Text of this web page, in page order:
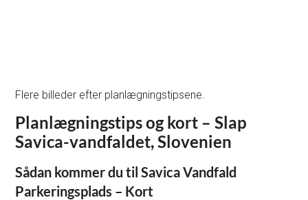
Flere billeder efter planlægningstipsene.
Planlægningstips og kort – Slap
Savica-vandfaldet, Slovenien
Sådan kommer du til Savica Vandfald
Parkeringsplads – Kort